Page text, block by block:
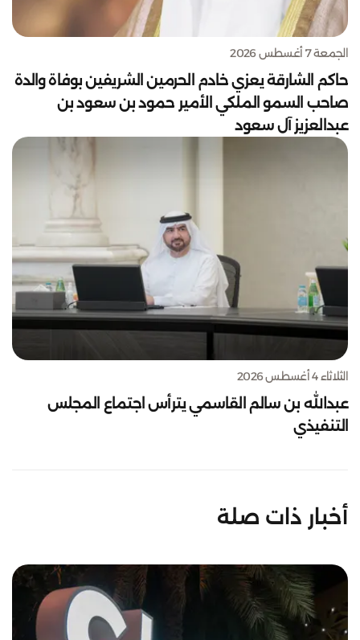
الجمعة 7 أغسطس 2026
حاكم الشارقة يعزي خادم الحرمين الشريفين بوفاة والدة
صاحب السمو الملكي الأمير حمود بن سعود بن
عبدالعزيز آل سعود
الثلاثاء 4 أغسطس 2026
عبدالله بن سالم القاسمي يترأس اجتماع المجلس
التنفيذي
أخبار ذات صلة